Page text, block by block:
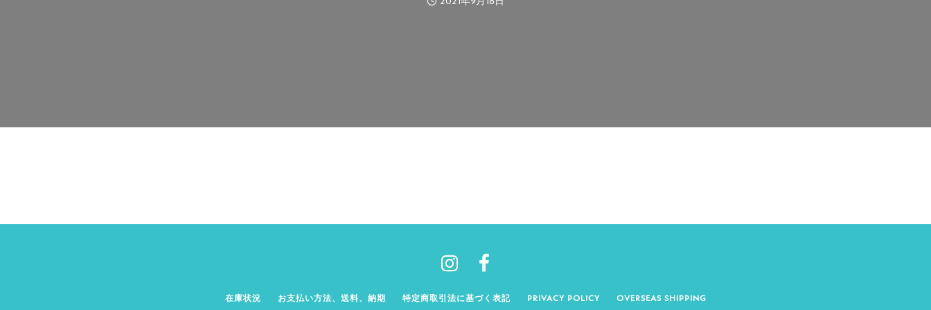
在庫状況 お支払い方法、送料、納期 特定商取引法に基づく表記 PRIVACY POLICY OVERSEAS SHIPPING